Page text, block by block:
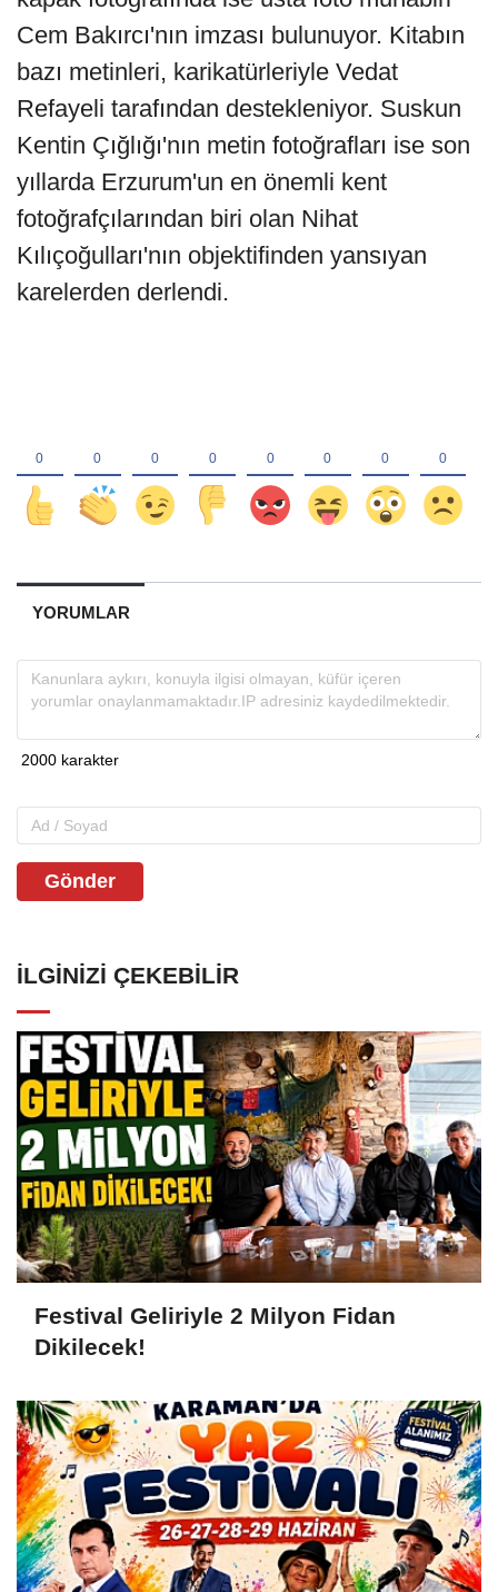
Cem Bakırcı'nın imzası bulunuyor. Kitabın
bazı metinleri, karikatürleriyle Vedat
Refayeli tarafından destekleniyor. Suskun
Kentin Çığlığı'nın metin fotoğrafları ise son
yıllarda Erzurum'un en önemli kent
fotoğrafçılarından biri olan Nihat
Kılıçoğulları'nın objektifinden yansıyan
karelerden derlendi.
YORUMLAR
Gönder
İLGINIZI ÇEKEBILIR
Festival Geliriyle 2 Milyon Fidan
Dikilecek!